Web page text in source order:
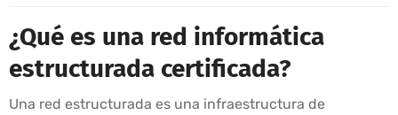
¿Qué es una red informática
estructurada certificada?
Una red estructurada es una infraestructura de